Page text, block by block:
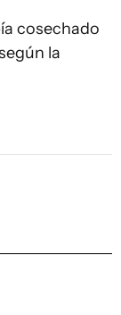
cosechado
la